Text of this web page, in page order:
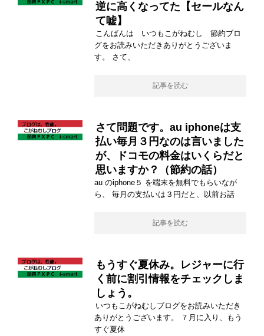
逆に高くなってた【セールなん
て嘘】
こんばんは いつもこがねむし 節約ブロ
グをお読みいただきありがとうございま
す。 さて、
記事を読む
さて問題です。au iphoneは支
払い毎月３円なのは言いました
が、ドコモの料金はいくらだと
思いますか？（節約の話）
au のiphone５ を端末を無料でもらいなが
ら、 毎月の支払いは３円だと、以前お話
記事を読む
もうすぐ夏休み。レジャーに行
く前に割引情報をチェックしま
しょう。
いつもこがねむしブログをお読みいただき
ありがとうございます。 ７月に入り、もう
すぐ夏休